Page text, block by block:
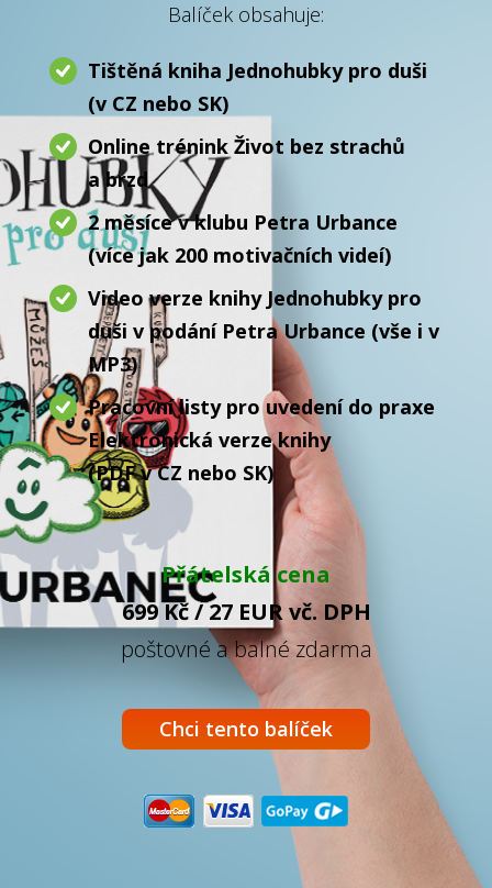
Balíček obsahuje:
Tištěná kniha Jednohubky pro duši
(v CZ nebo SK)
Online trénink Život bez strachů
a brzd
2 měsíce v klubu Petra Urbance
(více jak 200 motivačních videí)
Video verze knihy Jednohubky pro
duši v podání Petra Urbance (vše i v
MP3)
Pracovní listy pro uvedení do praxe
Elektronická verze knihy
(PDF v CZ nebo SK)
Přátelská cena
699 Kč / 27 EUR vč. DPH
poštovné a balné zdarma
Chci tento balíček